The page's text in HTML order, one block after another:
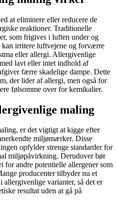
at eliminere eller reducere de
reaktioner. Traditionelle
som frigives i luften under og
irritere luftvejene og forværre
eller allergi. Allergivenlige
lavt eller intet indhold af
færre skadelige dampe. Dette
der lider af allergi, men også for
følsomme over for kemikalier.
maling
er det vigtigt at kigge efter
miljømærker. Disse
opfylder strenge standarder for
miljøpåvirkning. Derudover bør
for andre potentielle allergener som
producenter tilbyder nu et
varianter, så det er
resultat uden at gå på